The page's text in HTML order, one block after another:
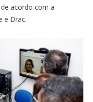
acordo com a
e Drac.